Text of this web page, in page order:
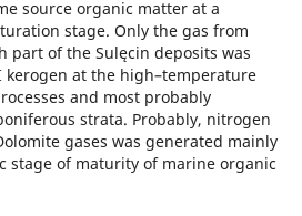
source organic matter at a
stage. Only the gas from
part of the Sulęcin deposits was
at the high–temperature
and most probably
strata. Probably, nitrogen
gases was generated mainly
stage of maturity of marine organic